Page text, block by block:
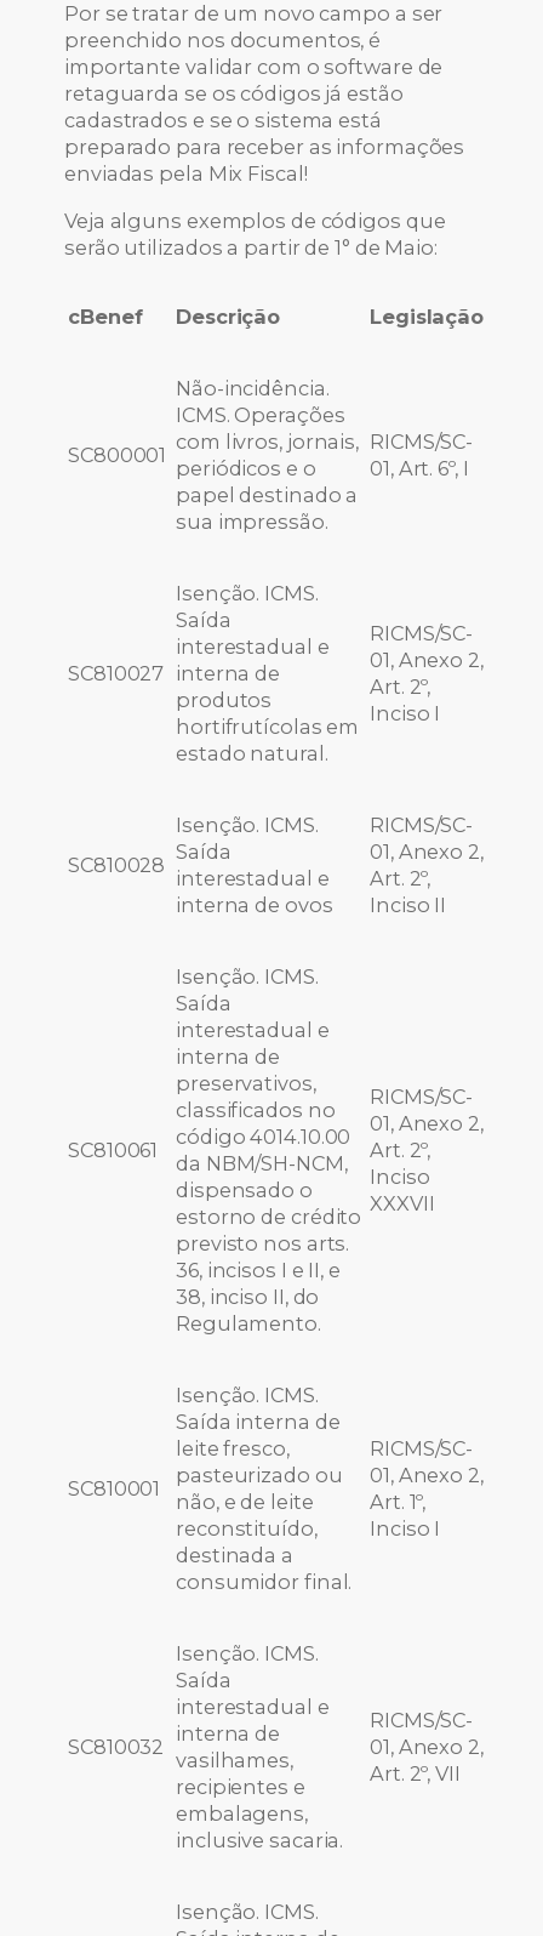
Por se tratar de um novo campo a ser
preenchido nos documentos, é
importante validar com o software de
retaguarda se os códigos já estão
cadastrados e se o sistema está
preparado para receber as informações
enviadas pela Mix Fiscal!
Veja alguns exemplos de códigos que
serão utilizados a partir de 1° de Maio:
cBenef Descrição Legislação
SC800001
Não-incidência.
ICMS. Operações
com livros, jornais,
periódicos e o
papel destinado a
sua impressão.
RICMS/SC-
01, Art. 6º, I
SC810027
Isenção. ICMS.
Saída
interestadual e
interna de
produtos
hortifrutícolas em
estado natural.
RICMS/SC-
01, Anexo 2,
Art. 2º,
Inciso I
SC810028
Isenção. ICMS.
Saída
interestadual e
interna de ovos
RICMS/SC-
01, Anexo 2,
Art. 2º,
Inciso II
SC810061
Isenção. ICMS.
Saída
interestadual e
interna de
preservativos,
classificados no
código 4014.10.00
da NBM/SH-NCM,
dispensado o
estorno de crédito
previsto nos arts.
36, incisos I e II, e
38, inciso II, do
Regulamento.
RICMS/SC-
01, Anexo 2,
Art. 2º,
Inciso
XXXVII
SC810001
Isenção. ICMS.
Saída interna de
leite fresco,
pasteurizado ou
não, e de leite
reconstituído,
destinada a
consumidor final.
RICMS/SC-
01, Anexo 2,
Art. 1º,
Inciso I
SC810032
Isenção. ICMS.
Saída
interestadual e
interna de
vasilhames,
recipientes e
embalagens,
inclusive sacaria.
RICMS/SC-
01, Anexo 2,
Art. 2º, VII
Isenção. ICMS.